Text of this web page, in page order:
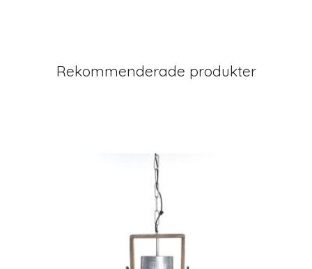
Rekommenderade produkter